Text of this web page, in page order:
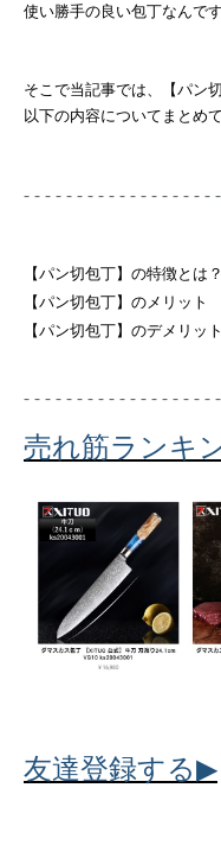
使い勝手の良い包丁なんです
そこで当記事では、【パン
以下の内容についてまとめて
- - - - - - - - - - - - - - - - - -
【パン切包丁】の特徴とは？
【パン切包丁】のメリット
【パン切包丁】のデメリット
- - - - - - - - - - - - - - - - - -
売れ筋ランキ
友達登録する▶